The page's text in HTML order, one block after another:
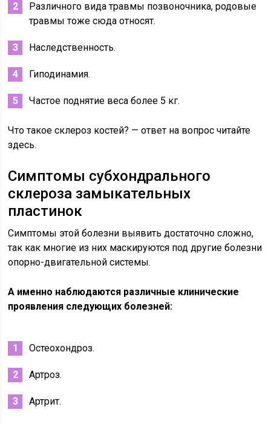
Различного вида травмы позвоночника, родовые
травмы тоже сюда относят.
Наследственность.
Гиподинамия.
Частое поднятие веса более 5 кг.
Что такое склероз костей? — ответ на вопрос читайте
здесь.
Симптомы субхондрального
склероза замыкательных
пластинок
Симптомы этой болезни выявить достаточно сложно,
так как многие из них маскируются под другие болезни
опорно-двигательной системы.
А именно наблюдаются различные клинические
проявления следующих болезней:
Остеохондроз.
Артроз.
Артрит.